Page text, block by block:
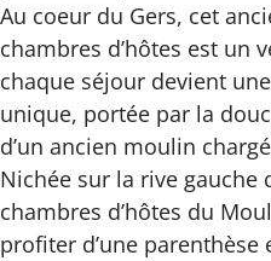
Au coeur du Gers, cet
chambres d’hôtes est un
chaque séjour devient
unique, portée par la
d’un ancien moulin
Nichée sur la rive gauche
chambres d’hôtes du
profiter d’une